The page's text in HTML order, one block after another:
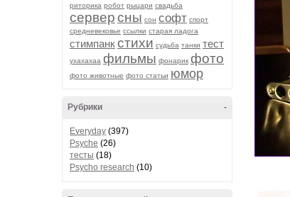
риторика робот рыцари свадьба
серверсны сон софт спорт
средневековье ссылки старая ладога
стимпанкстихи судьба танки тест
ухахахаа фильмы фонарик фото
фото животные фото статьи юмор
-
Рубрики
Everyday (397)
Psyche (26)
тесты (18)
Psycho research (10)